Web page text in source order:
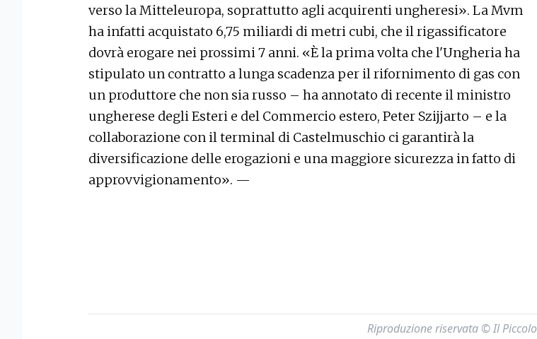
verso la Mitteleuropa, soprattutto agli acquirenti ungheresi». La Mvm
ha infatti acquistato 6,75 miliardi di metri cubi, che il rigassificatore
dovrà erogare nei prossimi 7 anni. «È la prima volta che l'Ungheria ha
stipulato un contratto a lunga scadenza per il rifornimento di gas con
un produttore che non sia russo – ha annotato di recente il ministro
ungherese degli Esteri e del Commercio estero, Peter Szijjarto – e la
collaborazione con il terminal di Castelmuschio ci garantirà la
diversificazione delle erogazioni e una maggiore sicurezza in fatto di
approvvigionamento». —
Riproduzione riservata © Il Piccolo